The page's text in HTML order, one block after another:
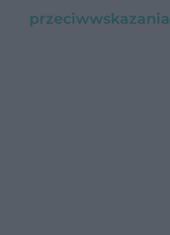
przeciwwskazania